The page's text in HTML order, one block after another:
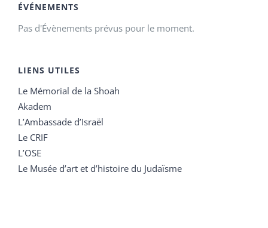
ÉVÉNEMENTS
Pas d'Évènements prévus pour le moment.
LIENS UTILES
Le Mémorial de la Shoah
Akadem
L’Ambassade d’Israël
Le CRIF
L’OSE
Le Musée d’art et d’histoire du Judaïsme